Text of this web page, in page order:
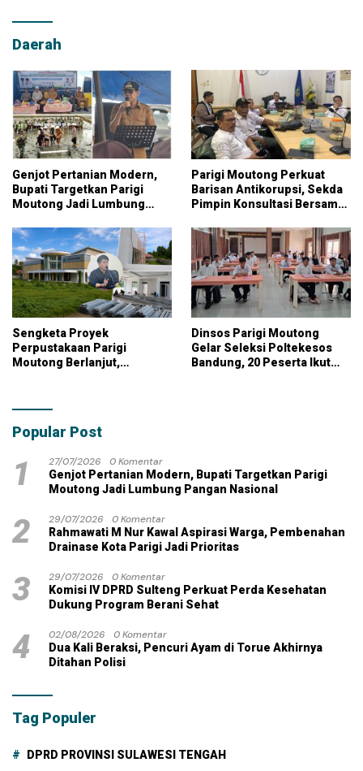
Daerah
Genjot Pertanian Modern,
Bupati Targetkan Parigi
Moutong Jadi Lumbung
Parigi Moutong Perkuat
Barisan Antikorupsi, Sekda
Pimpin Konsultasi Bersama
Sengketa Proyek
Perpustakaan Parigi
Moutong Berlanjut,
dengan Dana Pribadi
Dinsos Parigi Moutong
Gelar Seleksi Poltekesos
Bandung, 20 Peserta Ikut
Popular Post
1 27/07/2026
0 Komentar
Genjot Pertanian Modern, Bupati Targetkan Parigi
Moutong Jadi Lumbung Pangan Nasional
2 29/07/2026
0 Komentar
Rahmawati M Nur Kawal Aspirasi Warga, Pembenahan
Drainase Kota Parigi Jadi Prioritas
3 29/07/2026
0 Komentar
Komisi IV DPRD Sulteng Perkuat Perda Kesehatan
Dukung Program Berani Sehat
4 02/08/2026
0 Komentar
Dua Kali Beraksi, Pencuri Ayam di Torue Akhirnya
Ditahan Polisi
Tag Populer
DPRD PROVINSI SULAWESI TENGAH